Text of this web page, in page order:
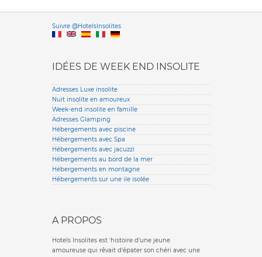
Suivre @HotelsInsolitesVersione
IDÉES DE WEEK END INSOLITE
Adresses Luxe insolite
Nuit insolite en amoureux
Week-end insolite en famille
Adresses Glamping
Hébergements avec piscine
Hébergements avec Spa
Hébergements avec jacuzzi
Hébergements au bord de la mer
Hébergements en montagne
Hébergements sur une ile isolée
A PROPOS
Hotels Insolites est 'histoire d'une jeune
amoureuse qui rêvait d'épater son chéri avec une